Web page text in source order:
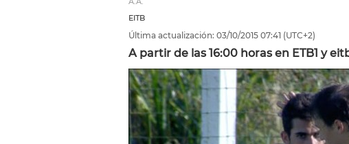
EITB
Última actualización: 03/10/2015 07:41 (UTC+2)
A partir de las 16:00 horas en ETB1 y